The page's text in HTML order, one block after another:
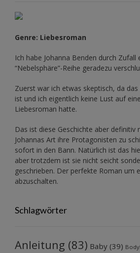
Genre: Liebesroman
Ich habe Johanna Benden durch Zufall
“Nebelsphäre”-Reihe geradezu
Zuerst war ich etwas skeptisch, da
ist und ich eigentlich keine Lust auf
Liebesroman hatte.
Das ist diese Geschichte aber definitiv
Johannas Art ihre Protagonisten zu
sofort in den Bann. Natürlich ist das
aber trotzdem ist sie nicht seicht
geschrieben. Der perfekte Roman um
abzuschalten.
Schlagwörter
Anleitung (83) Baby (39)